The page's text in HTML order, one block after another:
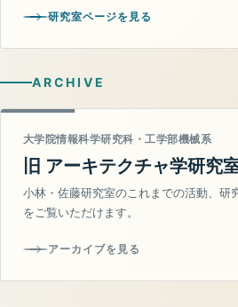
研究室ページを見る
ARCHIVE
大学院情報科学研究科・工学部機械系
旧 アーキテクチャ学研究
小林・佐藤研究室のこれまでの活動、研
をご覧いただけます。
アーカイブを見る